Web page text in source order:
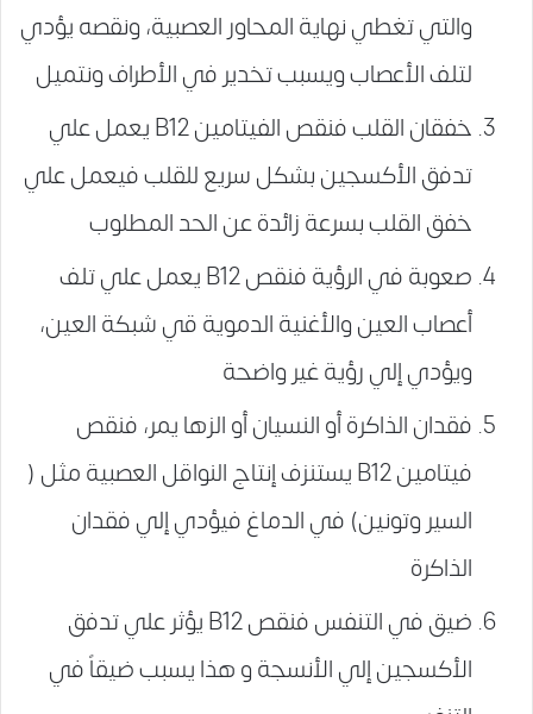
والتي تغطي نهاية المحاور العصبية، ونقصه يؤدي
لتلف الأعصاب ويسبب تخدير في الأطراف ونتميل
خفقان القلب فنقص الفيتامين B12 يعمل علي
تدفق الأكسجين بشكل سريع للقلب فيعمل علي
خفق القلب بسرعة زائدة عن الحد المطلوب
صعوبة في الرؤية فنقص B12 يعمل علي تلف
أعصاب العين والأغنية الدموية قي شبكة العين،
ويؤدي إلي رؤية غير واضحة
فقدان الذاكرة أو النسيان أو الزها يمر، فنقص
فيتامين B12 يستنزف إنتاج النواقل العصبية مثل (
السير وتونين) في الدماغ فيؤدي إلي فقدان
الذاكرة
ضيق في التنفس فنقص B12 يؤثر علي تدفق
الأكسجين إلي الأنسجة و هذا يسبب ضيقاً في